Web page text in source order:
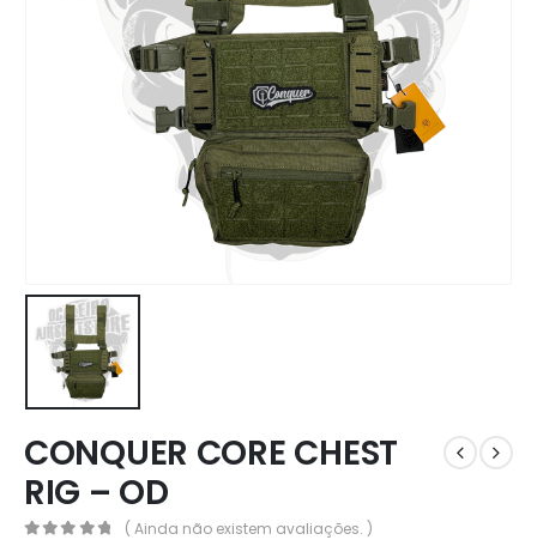
CONQUER CORE CHEST
RIG – OD
( Ainda não existem avaliações. )